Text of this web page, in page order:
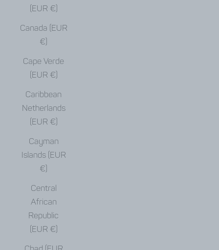
(EUR €)
Canada (EUR
€)
Cape Verde
(EUR €)
Caribbean
Netherlands
(EUR €)
Cayman
Islands (EUR
€)
Central
African
Republic
(EUR €)